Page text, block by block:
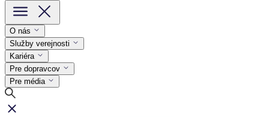
O nás
Služby verejnosti
Kariéra
Pre dopravcov
Pre média